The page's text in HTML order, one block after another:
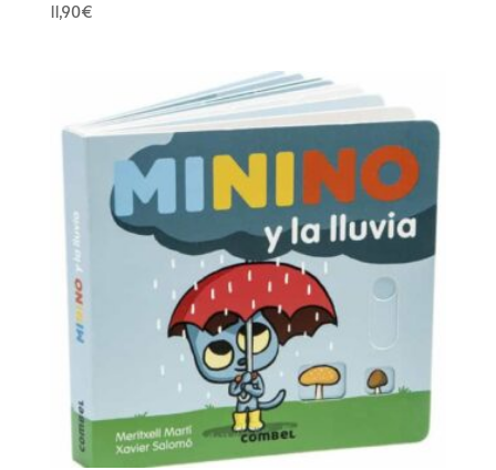
11,90€